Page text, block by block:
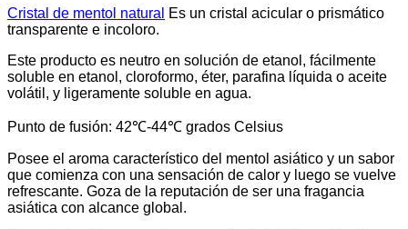
Cristal de mentol natural
Es un cristal acicular o prismático
transparente e incoloro.
Este producto es neutro en solución de etanol, fácilmente
soluble en etanol, cloroformo, éter, parafina líquida o aceite
volátil, y ligeramente soluble en agua.
Punto de fusión: 42℃-44℃ grados Celsius
Posee el aroma característico del mentol asiático y un sabor
que comienza con una sensación de calor y luego se vuelve
refrescante. Goza de la reputación de ser una fragancia
asiática con alcance global.